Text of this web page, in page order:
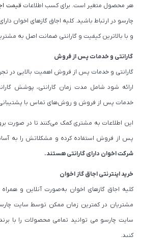
هر محصول متغیر است. برای کسب اطلاعات قیمت
چارسو در ارتباط باشید. کلیه اجاق گازهای اخوان
و با بالاترین کیفیت و گارانتی ضمانت اصل به
گارانتی و خدمات پس از فروش
گارانتی و خدمات پس از فروش اهمیت بالایی در
ارائه شود شامل مدت زمان گارانتی، پوشش
خدمات پس از فروش و روش‌های تماس با
این اطلاعات به مشتری کمک می‌کنند تا در صورت
پس از فروش استفاده کرده و مشکلاتش را به
شرکت اخوان دارای گارانتی هستند.
خرید اینترنتی اجاق گاز اخوان
کلیه اجاق گازهای اخوان به‌صورت آنلاین و
مشتریان در کمترین زمان ممکن توسط سایت
سایت چارسو می توانید تمامی محصولات را با
کنید.